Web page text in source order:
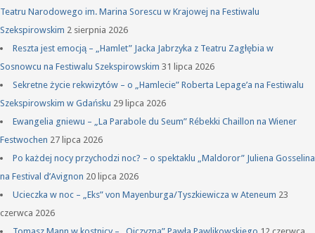
Teatru Narodowego im. Marina Sorescu w Krajowej na Festiwalu
Szekspirowskim 2 sierpnia 2026
Reszta jest emocją – „Hamlet” Jacka Jabrzyka z Teatru Zagłębia w
Sosnowcu na Festiwalu Szekspirowskim 31 lipca 2026
Sekretne życie rekwizytów – o „Hamlecie” Roberta Lepage’a na Festiwalu
Szekspirowskim w Gdańsku 29 lipca 2026
Ewangelia gniewu – „La Parabole du Seum” Rébekki Chaillon na Wiener
Festwochen 27 lipca 2026
Po każdej nocy przychodzi noc? – o spektaklu „Maldoror” Juliena Gosselina
na Festival d’Avignon 20 lipca 2026
Ucieczka w noc – „Eks” von Mayenburga/Tyszkiewicza w Ateneum 23
czerwca 2026